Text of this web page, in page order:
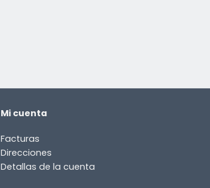
Mi cuenta
Facturas
Direcciones
Detallas de la cuenta